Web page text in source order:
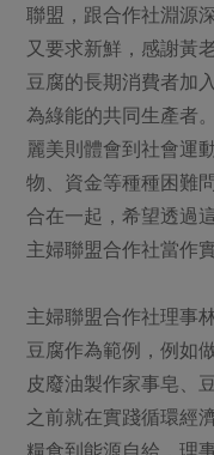
聯盟，跟合作社淵源
又要求新鮮，感謝黃
豆腐的長期消費者加
為綠能的共同生產者
麗美則體會到社會運
物、資金等種種困難
合在一起，希望透過
主婦聯盟合作社當作
主婦聯盟合作社理事
豆腐作為範例，例如
皮廢油製作家事皂、
之前就在實踐循環經
糧食到能源自給，理